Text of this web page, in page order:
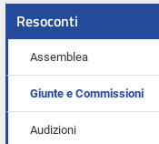
Resoconti
Assemblea
Giunte e Commissioni
Audizioni